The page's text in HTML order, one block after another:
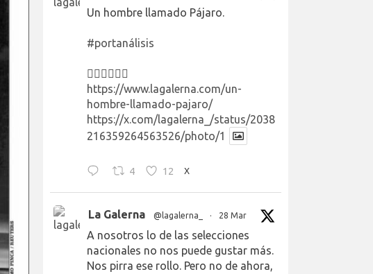
Un hombre llamado Pájaro.
#portanálisis
👉🏻👉🏻👉🏻
https://www.lagalerna.com/un-
hombre-llamado-pajaro/
https://x.com/lagalerna_/status/2038
216359264563526/photo/1
4 12 X
La Galerna @lagalerna_ · 28 Mar
A nosotros lo de las selecciones
nacionales no nos puede gustar más.
Nos pirra ese rollo. Pero no de ahora,